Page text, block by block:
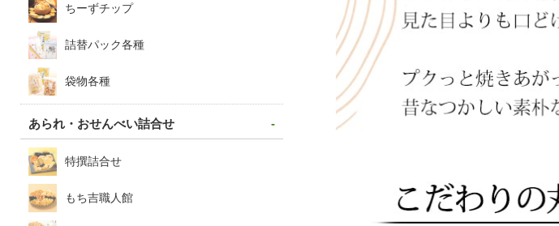
ちーずチップ
詰替パック各種
袋物各種
あられ・おせんべい詰合せ
特撰詰合せ
もち吉職人館